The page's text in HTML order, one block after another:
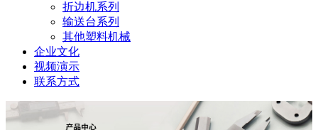
折边机系列
输送台系列
其他塑料机械
企业文化
视频演示
联系方式